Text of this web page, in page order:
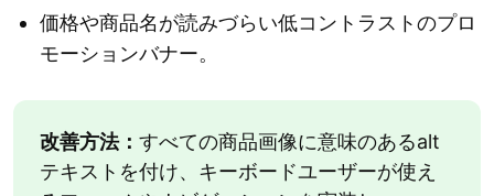
価格や商品名が読みづらい低コントラストのプロ
モーションバナー。
改善方法： すべての商品画像に意味のあるalt
テキストを付け、キーボードユーザーが使え